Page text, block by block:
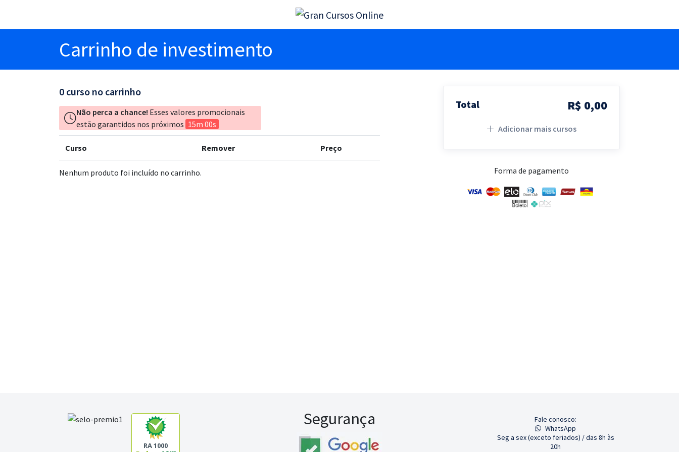
Carrinho de investimento
0 curso no carrinho
Não perca a chance! Esses valores promocionais
estão garantidos nos próximos 15m 00s
Curso Remover Preço
Nenhum produto foi incluído no carrinho.
Total R$ 0,00
Adicionar mais cursos
Forma de pagamento
RA 1000
Segurança
Fale conosco:
WhatsApp
Seg a sex (exceto feriados) / das 8h às
20h